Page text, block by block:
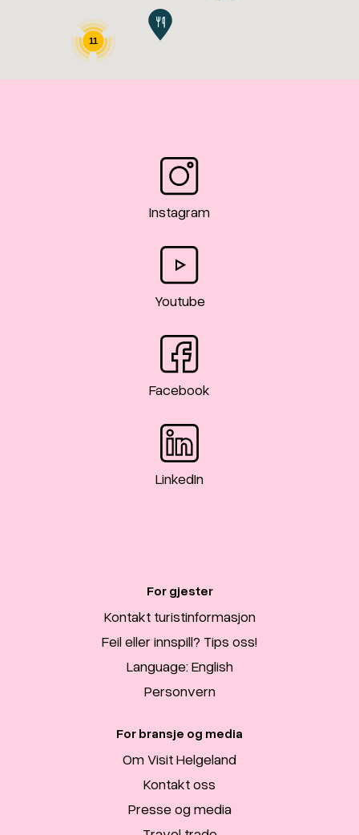
11
Instagram
Youtube
Facebook
LinkedIn
For gjester
Kontakt turistinformasjon
Feil eller innspill? Tips oss!
Language: English
Personvern
For bransje og media
Om Visit Helgeland
Kontakt oss
Presse og media